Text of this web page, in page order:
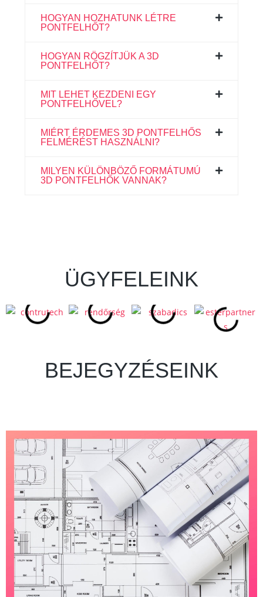
HOGYAN HOZHATUNK LÉTRE
PONTFELHŐT?
HOGYAN RÖGZÍTJÜK A 3D
PONTFELHŐT?
MIT LEHET KEZDENI EGY
PONTFELHŐVEL?
MIÉRT ÉRDEMES 3D PONTFELHŐS
FELMÉRÉST HASZNÁLNI?
MILYEN KÜLÖNBÖZŐ FORMÁTUMÚ
3D PONTFELHŐK VANNAK?
ÜGYFELEINK
BEJEGYZÉSEINK